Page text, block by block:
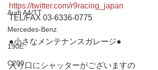
Audi A4/TT
Mercedes-Benz
190E
C200
https://twitter.com/r9racing_japan
TEL/FAX 03-6336-0775
●小さなメンテナンスガレージ●
入り口にシャッターがございますの